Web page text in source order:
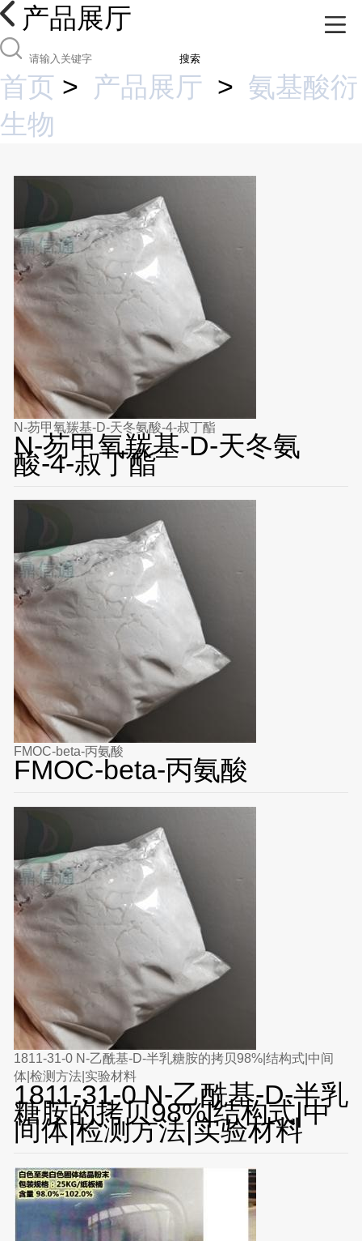
产品展厅
搜索
首页 > 产品展厅 > 氨基酸衍
生物
N-芴甲氧羰基-D-天冬氨酸-4-叔丁酯
N-芴甲氧羰基-D-天冬氨
酸-4-叔丁酯
FMOC-beta-丙氨酸
FMOC-beta-丙氨酸
1811-31-0 N-乙酰基-D-半乳糖胺的拷贝98%|结构式|中间
体|检测方法|实验材料
1811-31-0 N-乙酰基-D-半乳
糖胺的拷贝98%|结构式|中
间体|检测方法|实验材料